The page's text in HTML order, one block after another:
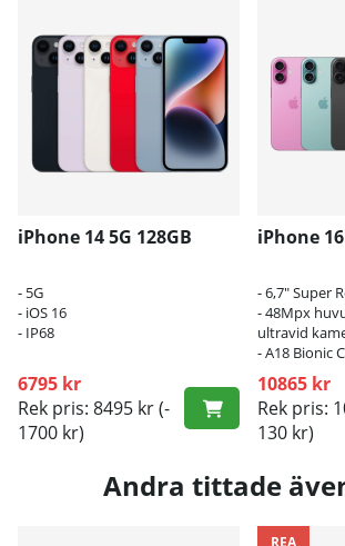
iPhone 14 5G 128GB
- 5G
- iOS 16
- IP68
6795 kr
Rek pris: 8495 kr(-
1700 kr)
iPhone
- 6,7" Super
- 48Mpx
ultravid
- A18 Bionic
10865 kr
Rek pris:
130 kr)
Andra tittade
REA